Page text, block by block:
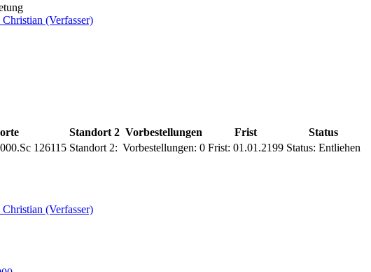
Christian (Verfasser)
Standort 2 Vorbestellungen Frist
Status
126115 Standort 2: Vorbestellungen: 0 Frist: 01.01.2199 Status: Entliehen
Christian (Verfasser)